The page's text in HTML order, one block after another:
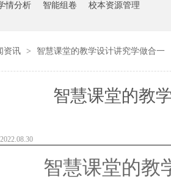
情分析 智能组卷 校本资源管理
资讯 > 智慧课堂的教学设计讲究学做合一
智慧课堂的教
智慧课堂的教